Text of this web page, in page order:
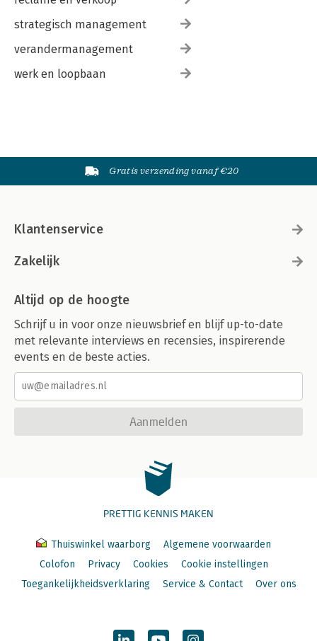
strategisch management
verandermanagement
werk en loopbaan
Gratis verzending vanaf €20
Klantenservice
Zakelijk
Altijd op de hoogte
Schrijf u in voor onze nieuwsbrief en blijf up-to-date
met relevante interviews en recensies, inspirerende
events en de beste acties.
Aanmelden
PRETTIG KENNIS MAKEN
Thuiswinkel waarborg
Algemene voorwaarden
Colofon
Privacy Cookies
Cookie instellingen
Toegankelijkheidsverklaring
Service & Contact Over ons